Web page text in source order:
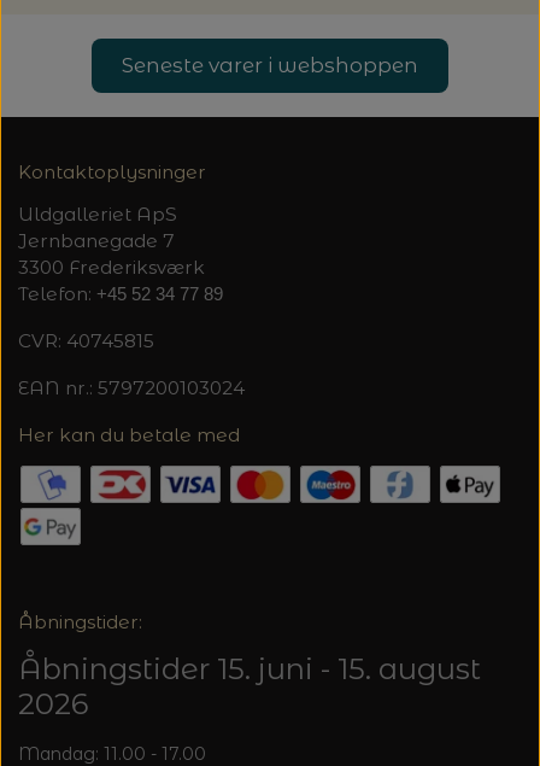
Seneste varer i webshoppen
Kontaktoplysninger
Uldgalleriet ApS
Jernbanegade 7
3300 Frederiksværk
Telefon: +45 52 34 77 89
CVR: 40745815
EAN nr.: 5797200103024
Her kan du betale med
Åbningstider:
Åbningstider 15. juni - 15. august
2026
Mandag: 11.00 - 17.00